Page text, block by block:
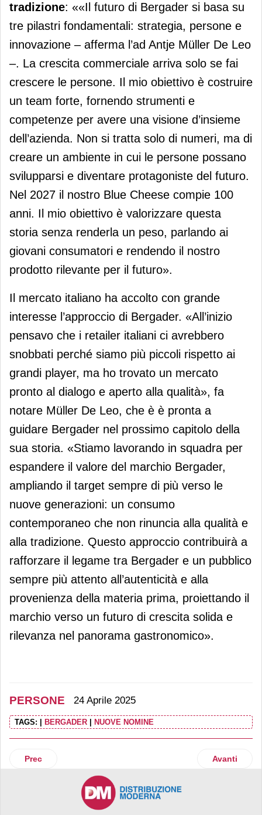
tradizione: ««Il futuro di Bergader si basa su
tre pilastri fondamentali: strategia, persone e
innovazione – afferma l’ad Antje Müller De Leo
–. La crescita commerciale arriva solo se fai
crescere le persone. Il mio obiettivo è costruire
un team forte, fornendo strumenti e
competenze per avere una visione d’insieme
dell’azienda. Non si tratta solo di numeri, ma di
creare un ambiente in cui le persone possano
svilupparsi e diventare protagoniste del futuro.
Nel 2027 il nostro Blue Cheese compie 100
anni. Il mio obiettivo è valorizzare questa
storia senza renderla un peso, parlando ai
giovani consumatori e rendendo il nostro
prodotto rilevante per il futuro».
Il mercato italiano ha accolto con grande
interesse l’approccio di Bergader. «All’inizio
pensavo che i retailer italiani ci avrebbero
snobbati perché siamo più piccoli rispetto ai
grandi player, ma ho trovato un mercato
pronto al dialogo e aperto alla qualità», fa
notare Müller De Leo, che è è pronta a
guidare Bergader nel prossimo capitolo della
sua storia. «Stiamo lavorando in squadra per
espandere il valore del marchio Bergader,
ampliando il target sempre di più verso le
nuove generazioni: un consumo
contemporaneo che non rinuncia alla qualità e
alla tradizione. Questo approccio contribuirà a
rafforzare il legame tra Bergader e un pubblico
sempre più attento all’autenticità e alla
provenienza della materia prima, proiettando il
marchio verso un futuro di crescita solida e
rilevanza nel panorama gastronomico».
PERSONE 24 Aprile 2025
TAGS: | BERGADER | NUOVE NOMINE
Articolo precedente: Marco Deghi confermato presidente
Prec Articolo
Avanti